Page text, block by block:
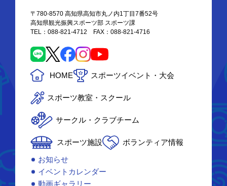
〒780-8570 高知県高知市丸ノ内1丁目7番52号
高知県観光振興スポーツ部 スポーツ課
TEL：088-821-4712 FAX：088-821-4716
HOME スポーツイベント・大会
スポーツ教室・スクール
サークル・クラブチーム
スポーツ施設
ボランティア情報
お知らせ
イベントカレンダー
動画ギャラリー